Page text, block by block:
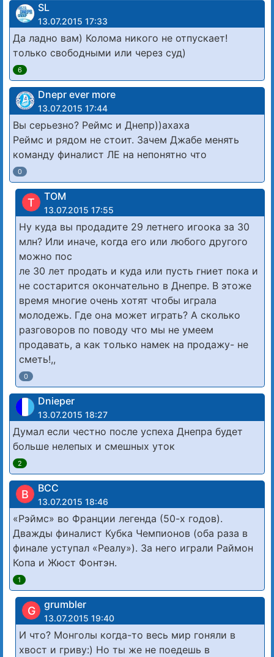
SL
13.07.2015 17:33
Да ладно вам) Колома никого не отпускает!
только свободными или через суд)
6
Dnepr ever more
13.07.2015 17:44
Вы серьезно? Реймс и Днепр))ахаха
Реймс и рядом не стоит. Зачем Джабе менять
команду финалист ЛЕ на непонятно что
0
T TOM
13.07.2015 17:55
Ну куда вы продадите 29 летнего игоока за 30
млн? Или иначе, когда его или любого другого
можно пос
ле 30 лет продать и куда или пусть гниет пока и
не состарится окончательно в Днепре. В этоже
время многие очень хотят чтобы играла
молодежь. Где она может играть? А сколько
разговоров по поводу что мы не умеем
продавать, а как только намек на продажу- не
сметь!,,
0
Dnieper
13.07.2015 18:27
Думал если честно после успеха Днепра будет
больше нелепых и смешных уток
2
B BCC
13.07.2015 18:46
«Рэймс» во Франции легенда (50-х годов).
Дважды финалист Кубка Чемпионов (оба раза в
финале уступал «Реалу»). За него играли Раймон
Копа и Жюст Фонтэн.
1
G grumbler
13.07.2015 19:40
И что? Монголы когда-то весь мир гоняли в
хвост и гриву:) Но ты же не поедешь в